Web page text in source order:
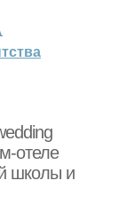
отеле
школы и